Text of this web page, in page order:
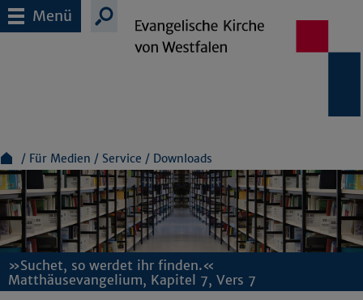
Menü
Für Medien Service Downloads
»Suchet, so werdet ihr finden.«
Matthäusevangelium, Kapitel 7, Vers 7